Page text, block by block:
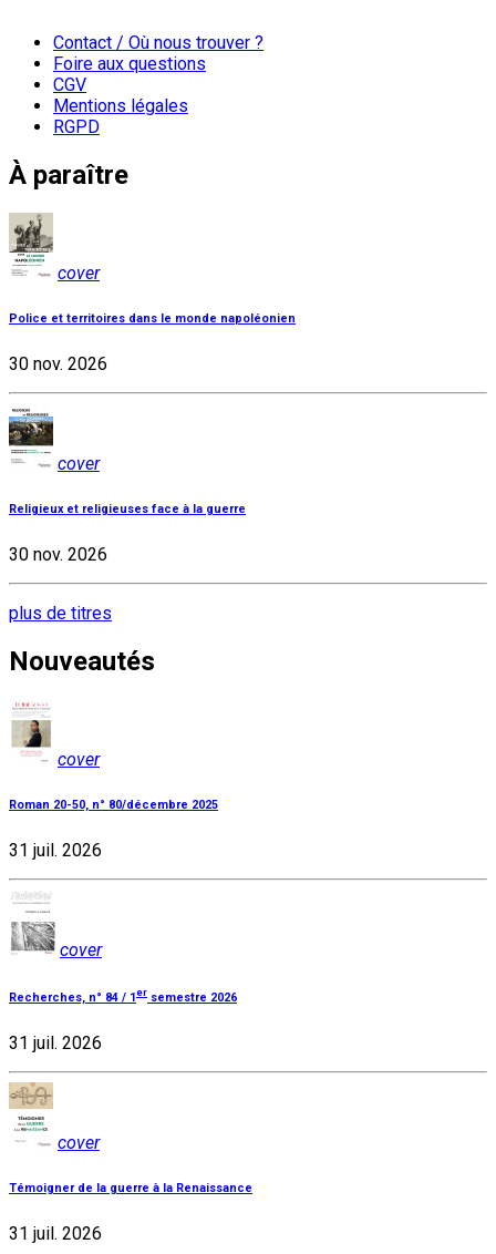
Contact / Où nous trouver ?
Foire aux questions
CGV
Mentions légales
RGPD
À paraître
cover
Police et territoires dans le monde napoléonien
30 nov. 2026
cover
Religieux et religieuses face à la guerre
30 nov. 2026
plus de titres
Nouveautés
cover
Roman 20-50, n° 80/décembre 2025
31 juil. 2026
cover
Recherches, n° 84 / 1 er semestre 2026
31 juil. 2026
cover
Témoigner de la guerre à la Renaissance
31 juil. 2026